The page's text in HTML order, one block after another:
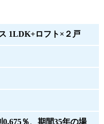
1LDK+ロフト×２戸
％、期間35年の場